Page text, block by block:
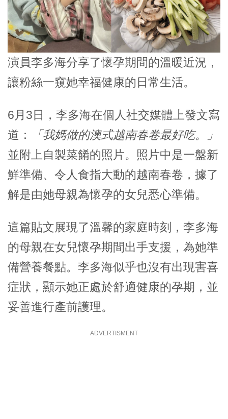
演員李多海分享了懷孕期間的溫暖近況，
讓粉絲一窺她幸福健康的日常生活。
6月3日， 李多海在個人社交媒體上發文寫
道：
「我媽做的澳式越南春卷最好吃。」
並附上自製菜餚的照片。照片中是一盤新
鮮準備、令人食指大動的越南春卷，據了
解是由她母親為懷孕的女兒悉心準備。
這篇貼文展現了溫馨的家庭時刻， 李多海
的母親在女兒懷孕期間出手支援，為她準
備營養餐點。李多海似乎也沒有出現害喜
症狀，顯示她正處於舒適健康的孕期，並
妥善進行產前護理。
ADVERTISMENT